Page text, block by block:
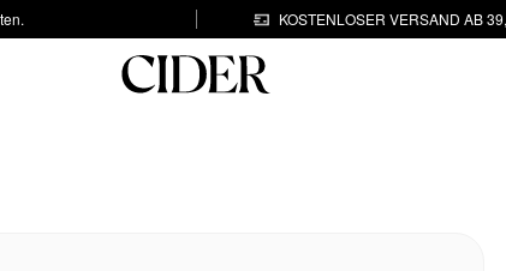
KOSTENLOSER VERSAND AB